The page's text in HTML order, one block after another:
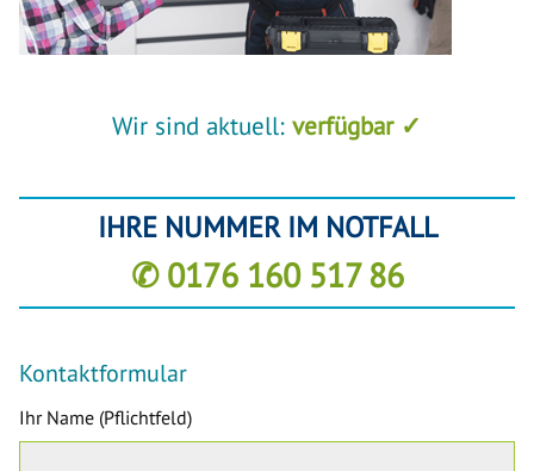
Wir sind aktuell: verfügbar ✓
IHRE NUMMER IM NOTFALL
✆ 0176 160 517 86
Kontaktformular
Ihr Name (Pflichtfeld)